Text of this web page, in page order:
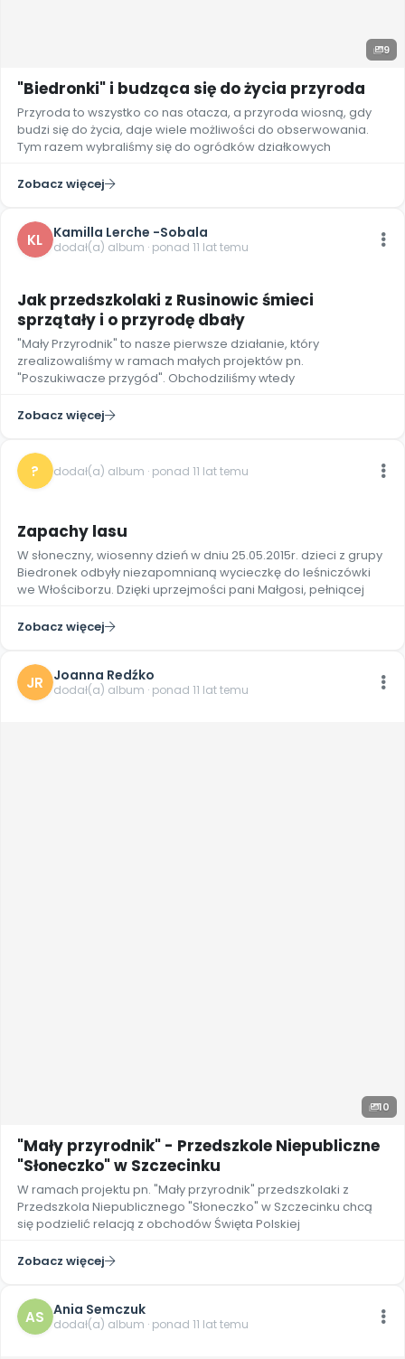
9
"Biedronki" i budząca się do życia przyroda
Przyroda to wszystko co nas otacza, a przyroda wiosną, gdy
budzi się do życia, daje wiele możliwości do obserwowania.
Tym razem wybraliśmy się do ogródków działkowych
Zobacz więcej
KL Kamilla Lerche -Sobala
dodał(a) album · ponad 11 lat temu
Jak przedszkolaki z Rusinowic śmieci
sprzątały i o przyrodę dbały
"Mały Przyrodnik" to nasze pierwsze działanie, który
zrealizowaliśmy w ramach małych projektów pn.
"Poszukiwacze przygód". Obchodziliśmy wtedy
Zobacz więcej
? dodał(a) album · ponad 11 lat temu
Zapachy lasu
W słoneczny, wiosenny dzień w dniu 25.05.2015r. dzieci z grupy
Biedronek odbyły niezapomnianą wycieczkę do leśniczówki
we Włościborzu. Dzięki uprzejmości pani Małgosi, pełniącej
Zobacz więcej
JR Joanna Redźko
dodał(a) album · ponad 11 lat temu
10
"Mały przyrodnik" - Przedszkole Niepubliczne
"Słoneczko" w Szczecinku
W ramach projektu pn. "Mały przyrodnik" przedszkolaki z
Przedszkola Niepublicznego "Słoneczko" w Szczecinku chcą
się podzielić relacją z obchodów Święta Polskiej
Zobacz więcej
AS Ania Semczuk
dodał(a) album · ponad 11 lat temu